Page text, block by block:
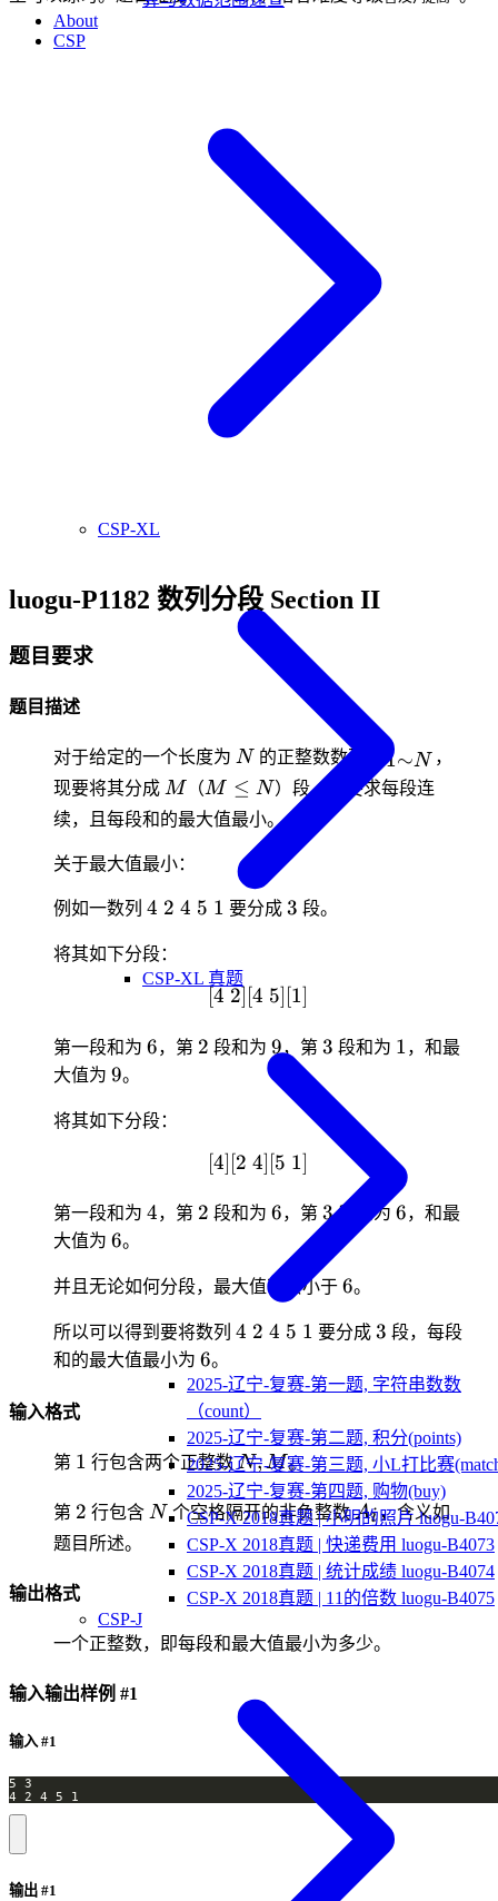
About
CSP
CSP-XL
CSP-XL 真题
2025-辽宁-复赛-第一题, 字符串数数
（count）
2025-辽宁-复赛-第二题, 积分(points)
2025-辽宁-复赛-第三题, 小L打比赛
2025-辽宁-复赛-第四题, 购物(buy)
CSP-X 2018真题 | 小明的照片 luogu-
CSP-X 2018真题 | 快递费用 luogu-B4073
CSP-X 2018真题 | 统计成绩 luogu-B4074
CSP-X 2018真题 | 11的倍数 luogu-B4075
CSP-J
luogu-P1182 数列分段 Section II
题目要求
题目描述
对于给定的一个长度为 N
N 的正整数数列
A_{1\sim
N}
1∼N ，
现要将其分成 M
M （ M\leq
N
M ≤ N）段，并要求每段连
续，且每段和的最大值最小。
关于最大值最小：
例如一数列 4\
4\
5\
4 2 4 5 1 要分成 3
3 段。
将其如下分段：
[4\ 2][4\ 5][1]
[4 2][4 5][1]
第一段和为 6
6，第 2
2 段和为 9
9，第 3
3 段和为 1
1，和最
大值为 9
9。
将其如下分段：
[4][2\ 4][5\ 1]
[4][2 4][5 1]
第一段和为 4
4，第 2
2 段和为 6
6，第 3
3段和为 6
6，和最
大值为 6
6。
并且无论如何分段，最大值不会小于 6
6。
所以可以得到要将数列 4\
4\
5\
1
4 2 4 5 1 要分成 3
3 段，每段
和的最大值最小为 6
6。
输入格式
第 1
1 行包含两个正整数N,M
N,M。
第 2
2 行包含 N
N个空格隔开的非负整数A_i
Ai，含义如
题目所述。
输出格式
一个正整数，即每段和最大值最小为多少。
输入输出样例 #1
输入 #1
4 2 4 5 1
输出 #1